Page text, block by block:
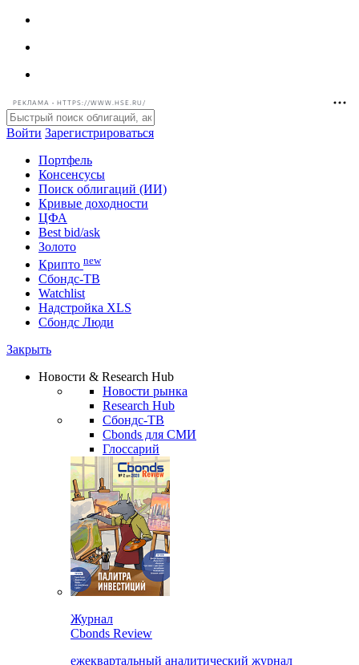
РЕКЛАМА • HTTPS://WWW.HSE.RU/
Войти Зарегистрироваться
Портфель
Консенсусы
Поиск облигаций (ИИ)
Кривые доходности
ЦФА
Best bid/ask
Золото
Крипто new
Watchlist
Сбондс Люди
Новости & Research Hub
Новости рынка
Research Hub
Сбондс-ТВ
Cbonds для СМИ
Глоссарий